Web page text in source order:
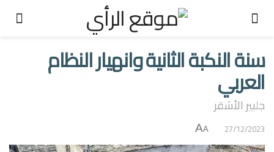
سنة النكبة الثانية وانهيار النظام
العربي
جلبير الأشقر
27/12/2023
A
A